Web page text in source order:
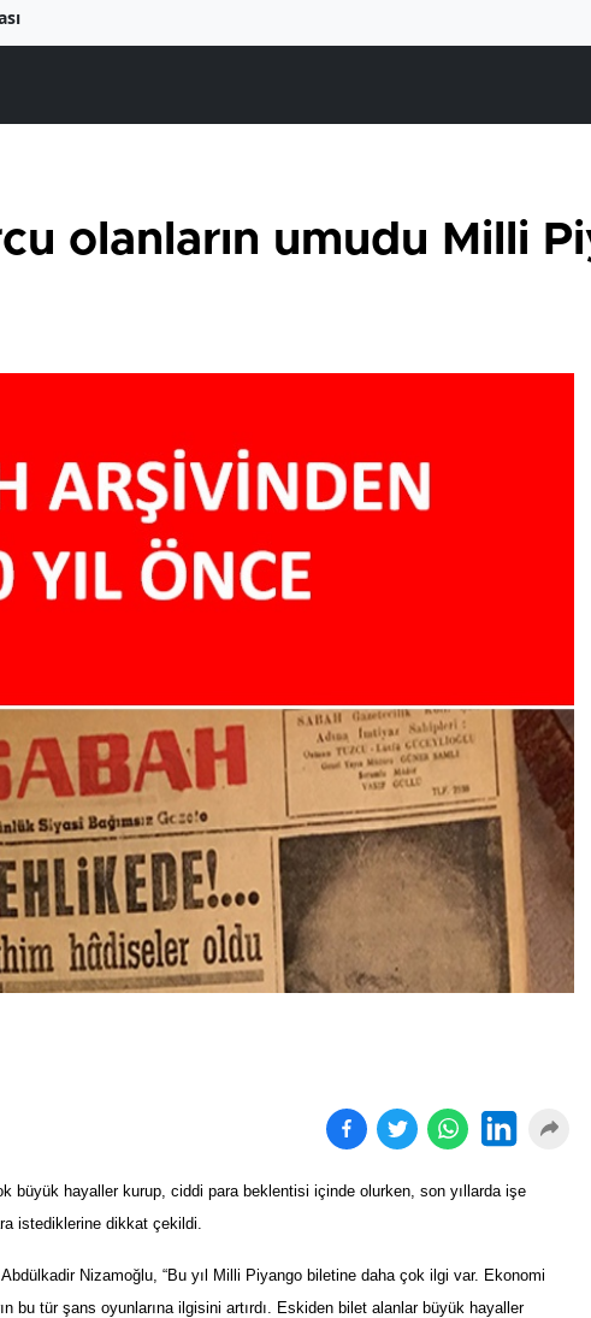
olanların umudu Milli
büyük hayaller kurup, ciddi para beklentisi içinde olurken, son yıllarda işe
istediklerine dikkat çekildi.
Nizamoğlu, “Bu yıl Milli Piyango biletine daha çok ilgi var. Ekonomi
bu tür şans oyunlarına ilgisini artırdı. Eskiden bilet alanlar büyük hayaller